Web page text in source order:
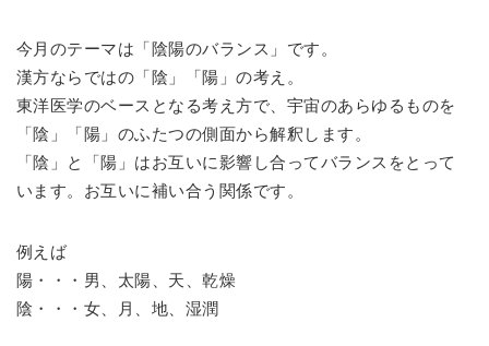
今月のテーマは「陰陽のバランス」です。
漢方ならではの「陰」「陽」の考え。
東洋医学のベースとなる考え方で、宇宙のあらゆるものを
「陰」「陽」のふたつの側面から解釈します。
「陰」と「陽」はお互いに影響し合ってバランスをとって
います。お互いに補い合う関係です。
例えば
陽・・・男、太陽、天、乾燥
陰・・・女、月、地、湿潤